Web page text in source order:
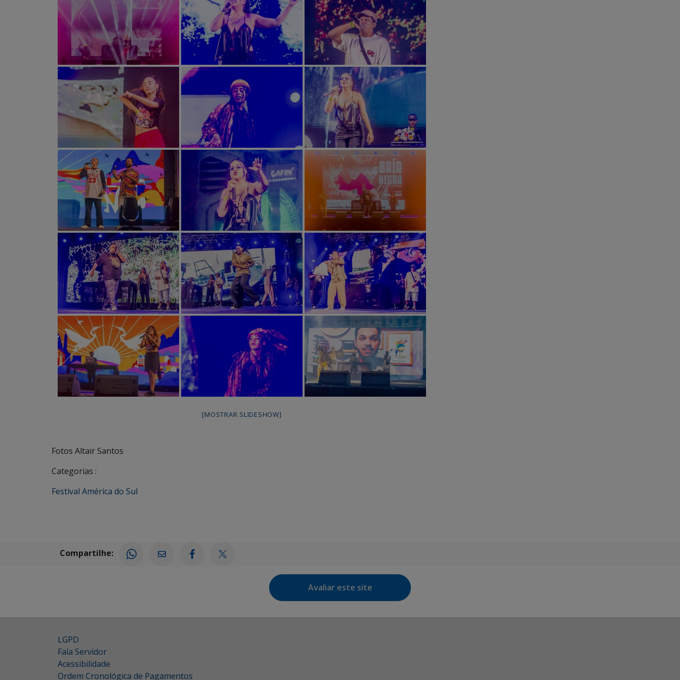
[MOSTRAR SLIDESHOW]
Fotos Altair Santos
Categorias :
Festival América do Sul
Compartilhe:
Avaliar este site
LGPD
Fala Servidor
Acessibilidade
Ordem Cronológica de Pagamentos